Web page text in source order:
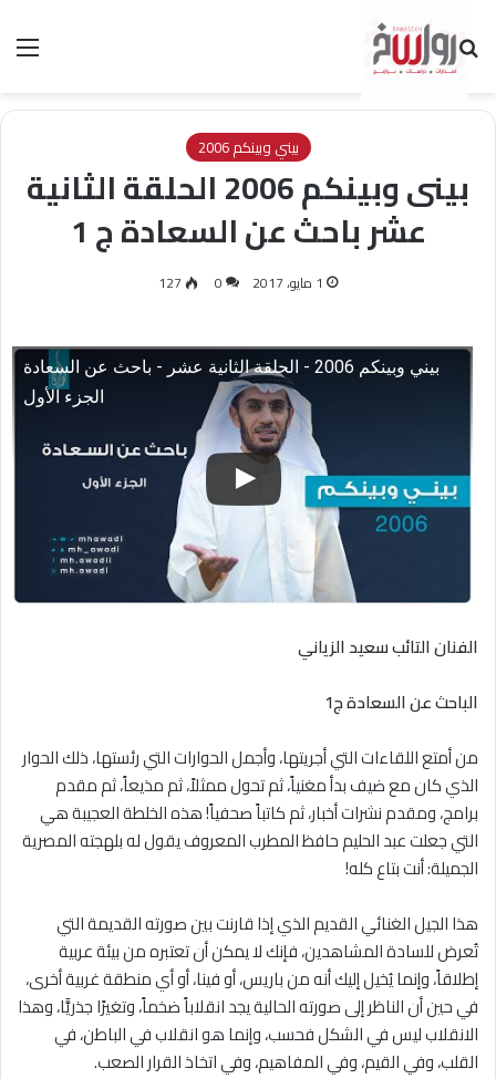
بحث عن
بيني وبينكم 2006
بينى وبينكم 2006 الحلقة الثانية
عشر باحث عن السعادة ج 1
1 مايو، 2017 0
127
بيني وبينكم 2006 - الحلقة الثانية عشر - باحث عن السعادة
الجزء الأول
الفنان التائب سعيد الزياني
الباحث عن السعادة ج1
من أمتع اللقاءات التي أجريتها، وأجمل الحوارات التي رئستها، ذلك الحوار
الذي كان مع ضيف بدأ مغنياً، ثم تحول ممثلاً، ثم مذيعاً، ثم مقدم
برامج، ومقدم نشرات أخبار، ثم كاتباً صحفياً! هذه الخلطة العجيبة هي
التي جعلت عبد الحليم حافظ المطرب المعروف يقول له بلهجته المصرية
الجميلة: أنت بتاع كله!
هذا الجيل الغنائي القديم الذي إذا قارنت بين صورته القديمة التي
تُعرض للسادة المشاهدين، فإنك لا يمكن أن تعتبره من بيئة عربية
إطلاقاً، وإنما يُخيل إليك أنه من باريس، أو فينا، أو أي منطقة غربية أخرى،
في حين أن الناظر إلى صورته الحالية يجد انقلاباً ضخماً، وتغيرًا جذريًّا، وهذا
الانقلاب ليس في الشكل فحسب، وإنما هو انقلاب في الباطن، في
القلب، وفي القيم، وفي المفاهيم، وفي اتخاذ القرار الصعب.